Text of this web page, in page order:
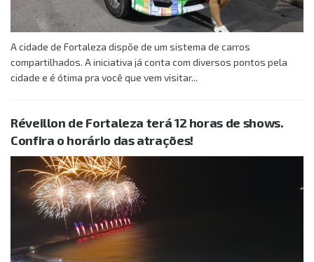
A cidade de Fortaleza dispõe de um sistema de carros
compartilhados. A iniciativa já conta com diversos pontos pela
cidade e é ótima pra você que vem visitar...
Réveillon de Fortaleza terá 12 horas de shows.
Confira o horário das atrações!